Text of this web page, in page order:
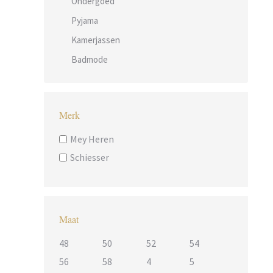
Pyjama
Kamerjassen
Badmode
Merk
Mey Heren
Schiesser
Maat
48 50 52
54
56
58 4
5